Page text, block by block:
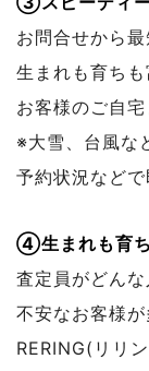
お問合せから最
生まれも育ち
お客様のご自宅
※大雪、台風な
予約状況などで
④生まれも育
査定員がどん
不安なお客様が
RERING(リリ